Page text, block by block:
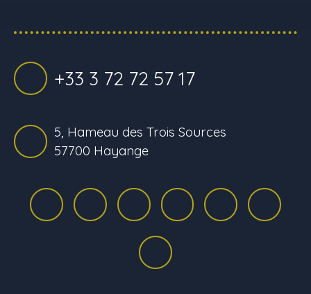
+33 3 72 72 57 17
5, Hameau des Trois Sources
57700 Hayange